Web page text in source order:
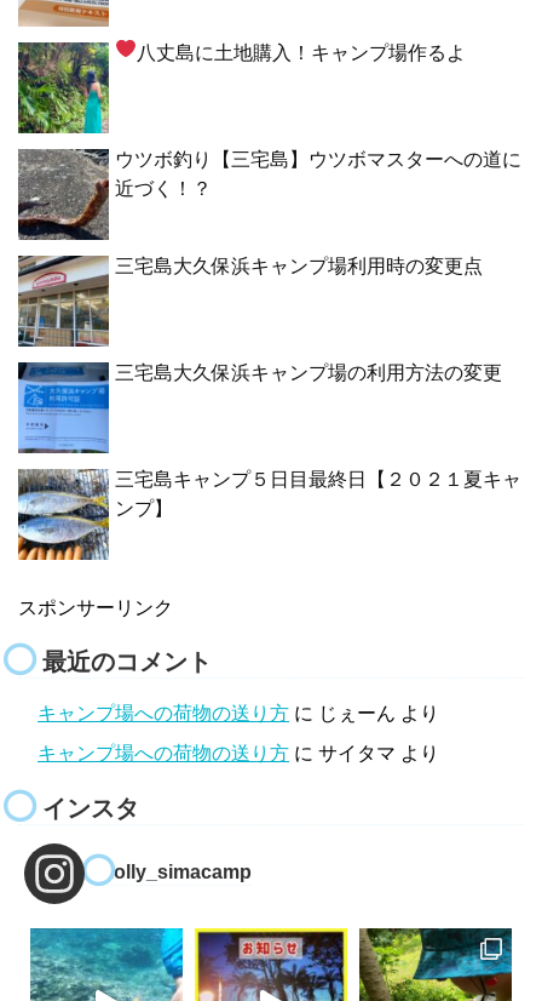
八丈島に土地購入！キャンプ場作るよ
ウツボ釣り【三宅島】ウツボマスターへの道に
近づく！？
三宅島大久保浜キャンプ場利用時の変更点
三宅島大久保浜キャンプ場の利用方法の変更
三宅島キャンプ５日目最終日【２０２１夏キャ
ンプ】
スポンサーリンク
最近のコメント
キャンプ場への荷物の送り方 に じぇーん より
キャンプ場への荷物の送り方 に サイタマ より
インスタ
molly_simacamp